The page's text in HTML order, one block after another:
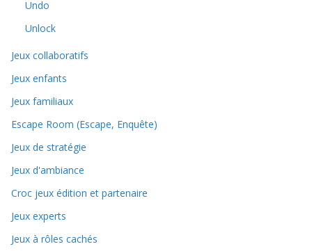
Undo
Unlock
Jeux collaboratifs
Jeux enfants
Jeux familiaux
Escape Room (Escape, Enquête)
Jeux de stratégie
Jeux d'ambiance
Croc jeux édition et partenaire
Jeux experts
Jeux à rôles cachés